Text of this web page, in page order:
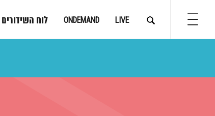
LIVE
ONDEMAND לוח השידורים